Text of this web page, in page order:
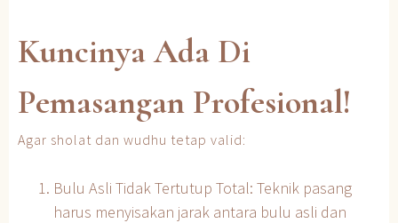
Kuncinya Ada Di
Pemasangan Profesional!
Agar sholat dan wudhu tetap valid:
Bulu Asli Tidak Tertutup Total: Teknik pasang
harus menyisakan jarak antara bulu asli dan